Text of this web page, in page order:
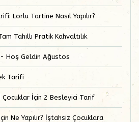
Lorlu Tartine Nasıl Yapılır?
Tahıllı Pratik Kahvaltılık
Hoş Geldin Ağustos
Tarifi
İçin 2 Besleyici Tarif
Ne Yapılır? İştahsız Çocuklara